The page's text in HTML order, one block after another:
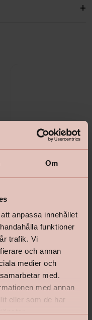
Om
anpassa innehållet
funktioner
trafik. Vi
och annan
medier och
med.
med annan
eller som de har
+
Tapetlinjal Masonite